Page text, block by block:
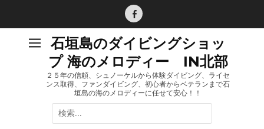
Facebook
石垣島のダイビングショッ
プ 海のメロディー IN北部
２５年の信頼、シュノーケルから体験ダイビング、ライセ
ンス取得、ファンダイビング、初心者からベテランまで石
垣島の海のメロディーに任せて安心！！
検
索: